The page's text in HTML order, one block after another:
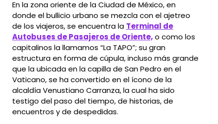
En la zona oriente de la Ciudad de México, en
donde el bullicio urbano se mezcla con el ajetreo
de los viajeros, se encuentra la Terminal de
Autobuses de Pasajeros de Oriente,o como los
capitalinos la llamamos “La TAPO”; su gran
estructura en forma de cúpula, incluso más grande
que la ubicada en la capilla de San Pedro en el
Vaticano, se ha convertido en el ícono de la
alcaldía Venustiano Carranza, la cual ha sido
testigo del paso del tiempo, de historias, de
encuentros y de despedidas.